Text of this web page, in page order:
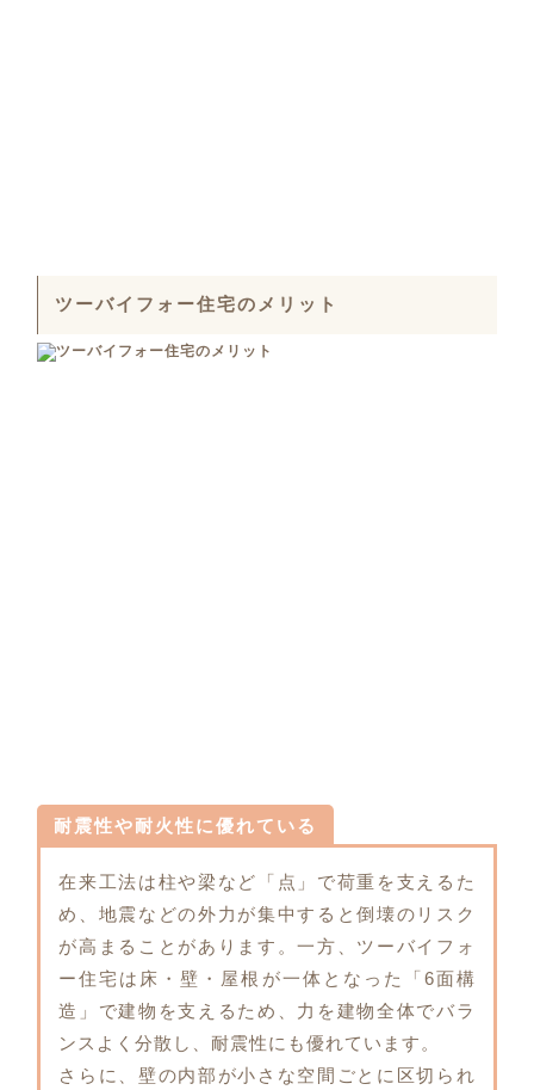
ツーバイフォー住宅のメリット
耐震性や耐火性に優れている
在来工法は柱や梁など「点」で荷重を支えるた
め、地震などの外力が集中すると倒壊のリスク
が高まることがあります。一方、ツーバイフォ
ー住宅は床・壁・屋根が一体となった「6面構
造」で建物を支えるため、力を建物全体でバラ
ンスよく分散し、耐震性にも優れています。
さらに、壁の内部が小さな空間ごとに区切られ